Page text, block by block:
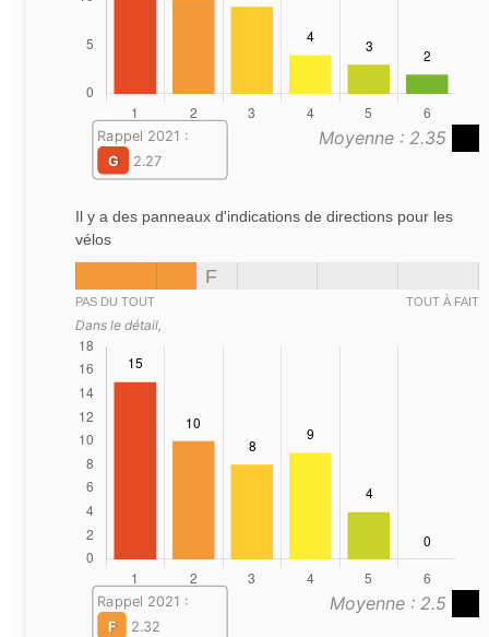
Moyenne : 2.35
Rappel 2021 :
G
2.27
Il y a des panneaux d'indications de directions pour les
vélos
F
PAS DU TOUT TOUT À FAIT
Dans le détail,
Moyenne : 2.5
Rappel 2021 :
F
2.32